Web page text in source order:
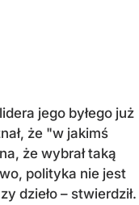
jego byłego już
że "w jakimś
że wybrał taką
polityka nie jest
dzieło – stwierdził.